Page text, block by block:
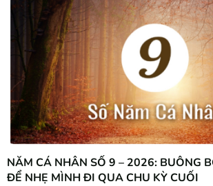
NĂM CÁ NHÂN SỐ 9 – 2026: BUÔNG
ĐỂ NHẸ MÌNH ĐI QUA CHU KỲ CUỐI